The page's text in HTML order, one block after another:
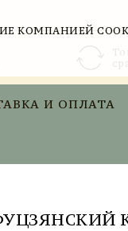
И ОПЛАТА
КОМПАНИЕЙ